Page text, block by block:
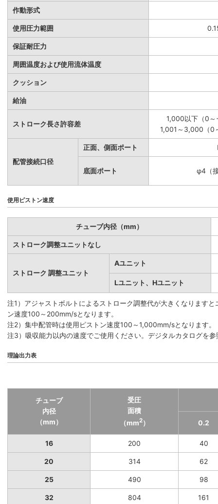
作動形式
使用圧力範囲
保証耐圧力
周囲温度および使用流体温度
クッション
給油
ストローク長さ許容差
1,000以下（0～
1,001～3,000（0
配管接続口径
正面、側面ポート
底面ポート φ4（
使用ピストン速度
チューブ内径（mm）
ストローク調整ユニットなし
ストローク 調整ユニット
Aユニット
Lユニット、Hユニット
注1）アジャストボルトによるストローク調整代が大きくなります
ン速度100～200mm/sとなります。
注2）集中配管時は使用ピストン速度100～1,000mm/sとなります。
注3）吸収能力以内の速度でご使用ください。デジタルカタログを参
理論出力表
チューブ
内径
（mm）
受圧
面積
（mm2） 0.2
16 200 40
20 314 62
25 490 98
32 804 161